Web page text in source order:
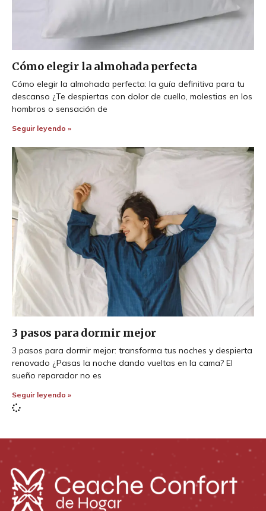
Cómo elegir la almohada perfecta
Cómo elegir la almohada perfecta: la guía definitiva para tu
descanso ¿Te despiertas con dolor de cuello, molestias en los
hombros o sensación de
Seguir leyendo »
3 pasos para dormir mejor
3 pasos para dormir mejor: transforma tus noches y despierta
renovado ¿Pasas la noche dando vueltas en la cama? El
sueño reparador no es
Seguir leyendo »